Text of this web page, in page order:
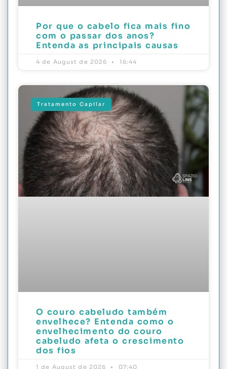
Por que o cabelo fica mais fino
com o passar dos anos?
Entenda as principais causas
4 de August de 2026 16:44
Tratamento Capilar
O couro cabeludo também
envelhece? Entenda como o
envelhecimento do couro
cabeludo afeta o crescimento
dos fios
1 de August de 2026 07:40